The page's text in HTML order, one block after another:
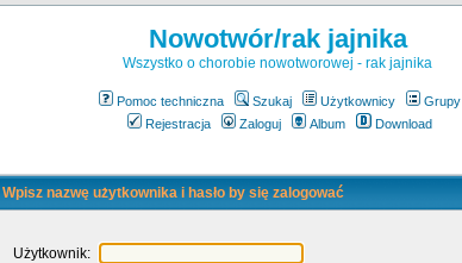
Nowotwór/rak jajnika
Wszystko o chorobie nowotworowej - rak jajnika
Pomoc techniczna Szukaj Użytkownicy
Grupy
Rejestracja
Zaloguj Album Download
Wpisz nazwę użytkownika i hasło by się zalogować
Użytkownik: